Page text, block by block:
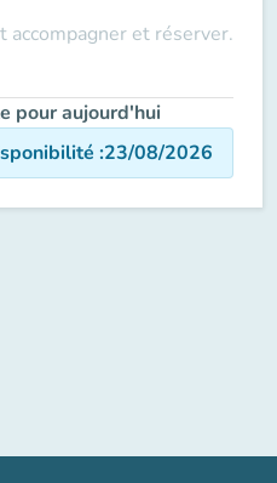
et réserver.
pour aujourd'hui
:23/08/2026